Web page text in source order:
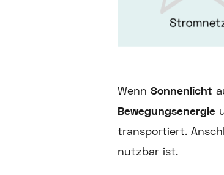
Wenn Sonnenlicht
Bewegungsenergie
transportiert.
nutzbar ist.